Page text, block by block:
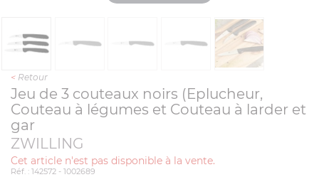
< Retour
Jeu de 3 couteaux noirs (Eplucheur,
Couteau à légumes et Couteau à larder et
gar
ZWILLING
Cet article n'est pas disponible à la vente.
Réf. : 142572 - 1002689